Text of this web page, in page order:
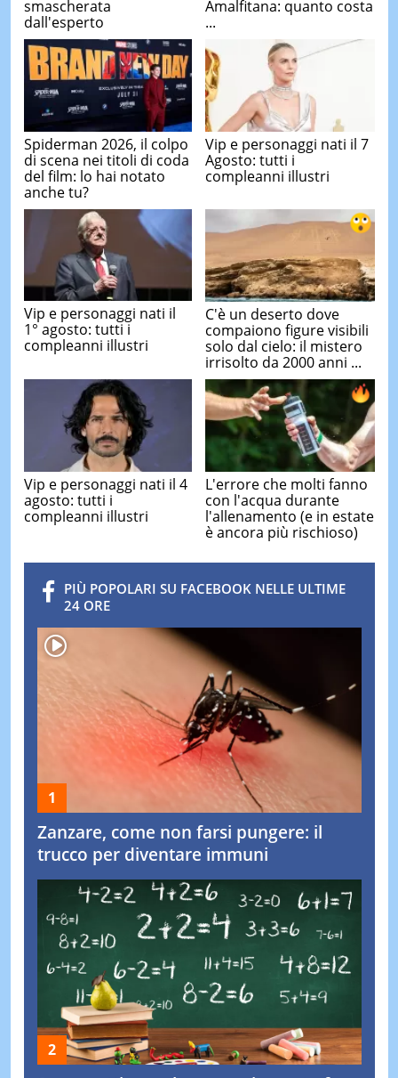
smascherata
dall'esperto
Amalfitana: quanto costa
...
Spiderman 2026, il colpo
di scena nei titoli di coda
del film: lo hai notato
anche tu?
Vip e personaggi nati il 7
Agosto: tutti i
compleanni illustri
Vip e personaggi nati il
1° agosto: tutti i
compleanni illustri
C'è un deserto dove
compaiono figure visibili
solo dal cielo: il mistero
irrisolto da 2000 anni ...
Vip e personaggi nati il 4
agosto: tutti i
compleanni illustri
L'errore che molti fanno
con l'acqua durante
l'allenamento (e in estate
è ancora più rischioso)
PIÙ POPOLARI SU FACEBOOK NELLE ULTIME
24 ORE
Zanzare, come non farsi pungere: il
trucco per diventare immuni